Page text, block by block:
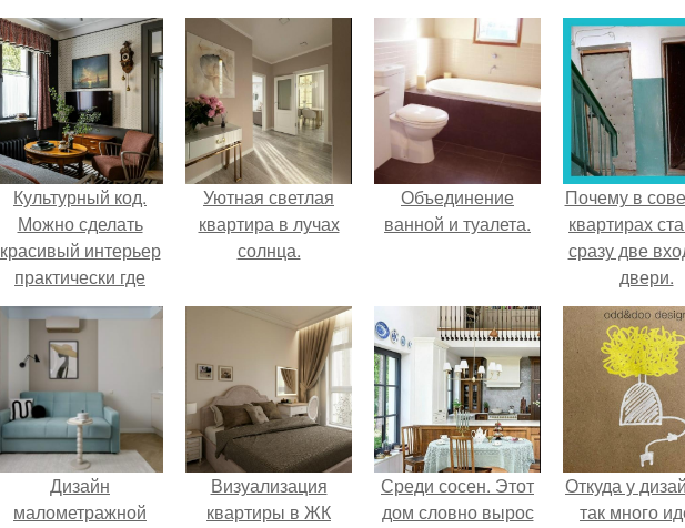
Культурный код.
Можно сделать
красивый интерьер
практически где
угодно.
Уютная светлая
квартира в лучах
солнца.
Объединение
ванной и туалета.
Почему в
квартирах
сразу две
двери.
Дизайн
малометражной
Визуализация
квартиры в ЖК
Среди сосен. Этот
дом словно вырос
Откуда у
так много